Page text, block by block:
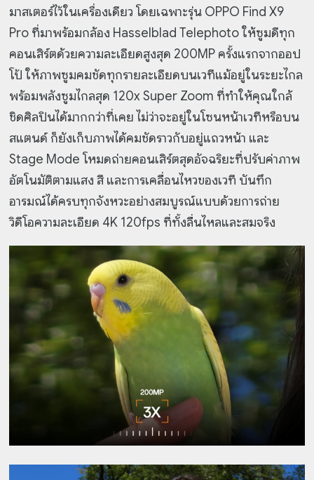
มาสเตอร์ไว้ในเครื่องเดียว โดยเฉพาะรุ่น OPPO Find X9
Pro ที่มาพร้อมกล้อง Hasselblad Telephoto ให้ซูมดีทุก
คอนเสิร์ตด้วยความละเอียดสูงสุด 200MP ครั้งแรกจากออป
โป้ ให้ภาพซูมคมชัดทุกรายละเอียดบนเวทีแม้อยู่ในระยะไกล
พร้อมพลังซูมไกลสุด 120x Super Zoom ที่ทำให้คุณใกล้
ชิดศิลปินได้มากกว่าที่เคย ไม่ว่าจะอยู่ในโซนหน้าเวทีหรือบน
สแตนด์ ก็ยังเก็บภาพได้คมชัดราวกับอยู่แถวหน้า และ
Stage Mode โหมดถ่ายคอนเสิร์ตสุดอัจฉริยะที่ปรับค่าภาพ
อัตโนมัติตามแสง สี และการเคลื่อนไหวของเวที บันทึก
อารมณ์ได้ครบทุกจังหวะอย่างสมบูรณ์แบบด้วยการถ่าย
วิดีโอความละเอียด 4K 120fps ที่ทั้งลื่นไหลและสมจริง